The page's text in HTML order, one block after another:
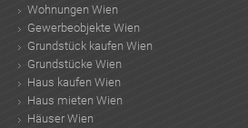
Wohnungen Wien
Gewerbeobjekte Wien
Grundstück kaufen Wien
Grundstücke Wien
Haus kaufen Wien
Haus mieten Wien
Häuser Wien